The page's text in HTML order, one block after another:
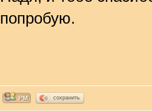
попробую.
сохранить